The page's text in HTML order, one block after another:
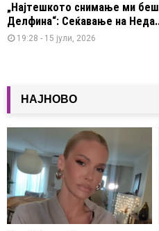
„Најтешкото снимање ми
Делфина“: Сеќавање на
19:28 - 15 јули, 2026
НАЈНОВО